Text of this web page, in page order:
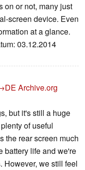
on or not, many just
screen device. Even
at a glance.
03.12.2014
Archive.org
but it's still a huge
of useful
the rear screen much
battery life and we're
However, we still feel